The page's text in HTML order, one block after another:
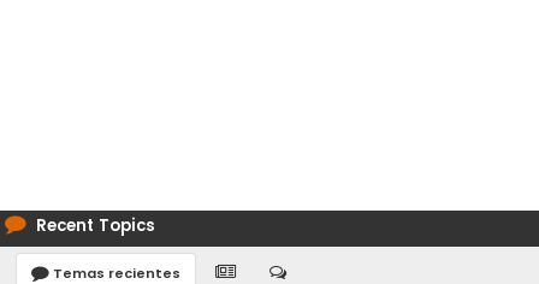
Recent Topics
Temas recientes